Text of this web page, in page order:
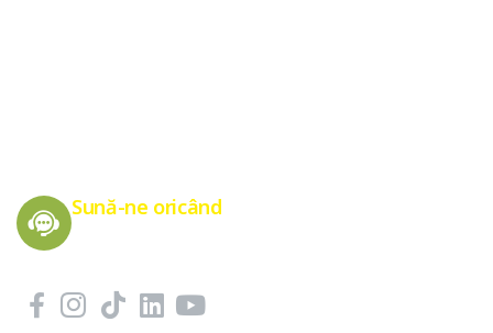
Sună-ne oricând